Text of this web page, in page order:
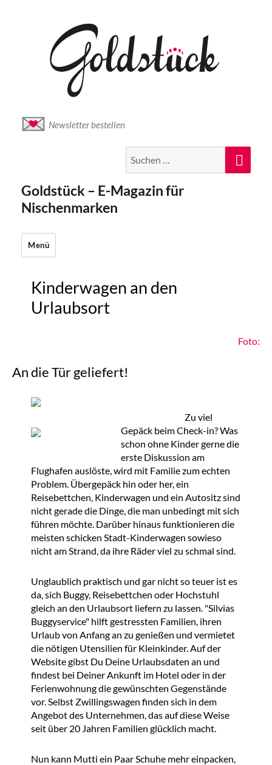
Newsletter bestellen
nach:
Goldstück – E-Magazin für
Nischenmarken
Menü
Kinderwagen an den
Urlaubsort
Foto:
An die Tür geliefert!
Zu viel
Gepäck beim Check-in? Was
schon ohne Kinder gerne die
erste Diskussion am
Flughafen auslöste, wird mit Familie zum echten
Problem. Übergepäck hin oder her, ein
Reisebettchen, Kinderwagen und ein Autositz sind
nicht gerade die Dinge, die man unbedingt mit sich
führen möchte. Darüber hinaus funktionieren die
meisten schicken Stadt-Kinderwagen sowieso
nicht am Strand, da ihre Räder viel zu schmal sind.
Unglaublich praktisch und gar nicht so teuer ist es
da, sich Buggy, Reisebettchen oder Hochstuhl
gleich an den Urlaubsort liefern zu lassen. "Silvias
Buggyservice" hilft gestressten Familien, ihren
Urlaub von Anfang an zu genießen und vermietet
die nötigen Utensilien für Kleinkinder. Auf der
Website gibst Du Deine Urlaubsdaten an und
findest bei Deiner Ankunft im Hotel oder in der
Ferienwohnung die gewünschten Gegenstände
vor. Selbst Zwillingswagen finden sich in dem
Angebot des Unternehmen, das auf diese Weise
seit über 20 Jahren Familien glücklich macht.
Nun kann Mutti ein Paar Schuhe mehr einpacken,